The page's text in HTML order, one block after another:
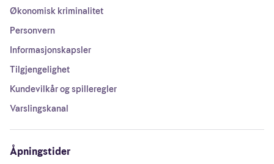
Økonomisk kriminalitet
Personvern
Informasjonskapsler
Tilgjengelighet
Kundevilkår og spilleregler
Varslingskanal
Åpningstider